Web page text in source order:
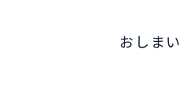
おしまい